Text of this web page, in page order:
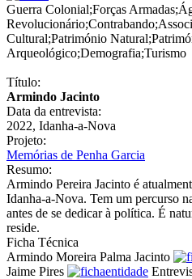
Guerra Colonial;Forças Armadas;
Revolucionário;Contrabando;
Cultural;Património Natural;
Arqueológico;Demografia;Turismo
Título:
Armindo Jacinto
Data da entrevista:
2022, Idanha-a-Nova
Projeto:
Memórias de Penha Garcia
Resumo:
Armindo Pereira Jacinto é
Idanha-a-Nova. Tem um percurso
antes de se dedicar à política. É
reside.
Ficha Técnica
Armindo Moreira Palma Jacinto
Jaime Pires